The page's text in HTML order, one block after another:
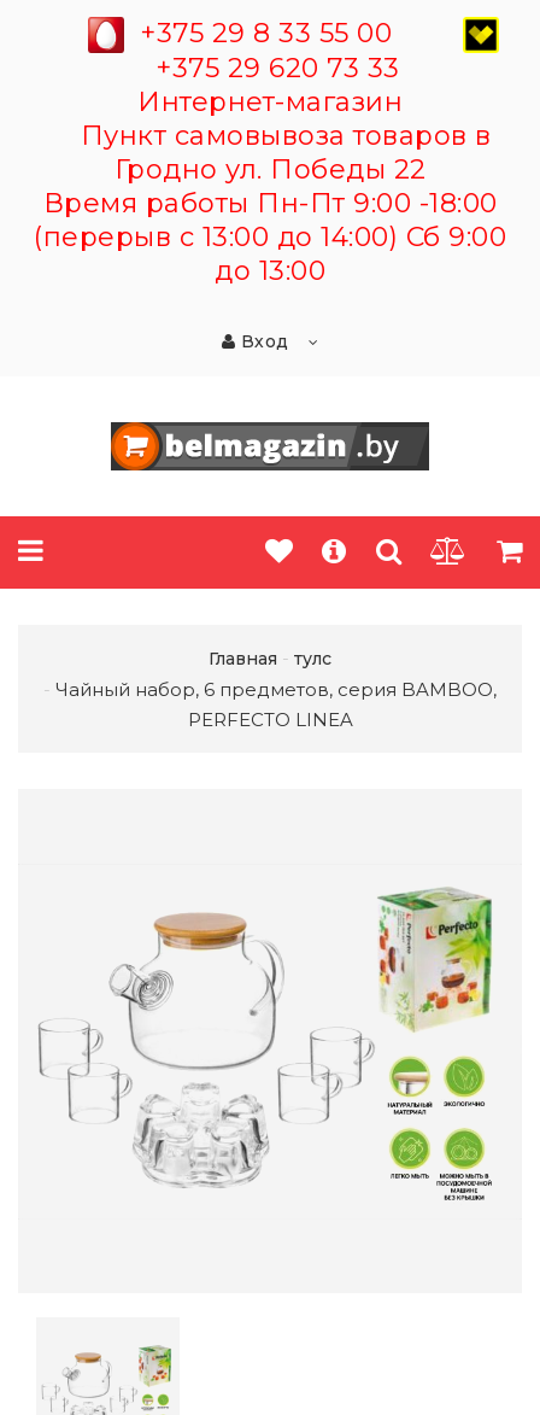
+375 29 8 33 55 00
+375 29 620 73 33
Интернет-магазин
Пункт самовывоза товаров в
Гродно ул. Победы 22
Время работы Пн-Пт 9:00 -18:00
(перерыв с 13:00 до 14:00) Сб 9:00
до 13:00
Вход
Главная тулс
Чайный набор, 6 предметов, серия BAMBOO,
PERFECTO LINEA